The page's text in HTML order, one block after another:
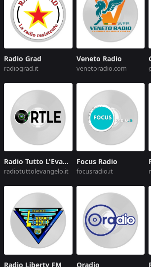
Radio Grad
radiograd.it
Veneto Radio
venetoradio.com
Radio Tutto L'Evangelo
radiotuttolevangelo.it
Focus Radio
focusradio.it
Radio Liberty FM Oradio